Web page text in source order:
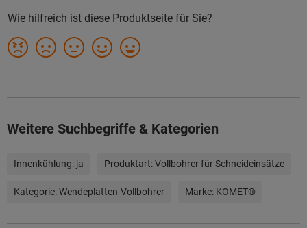
Weitere Suchbegriffe & Kategorien
Innenkühlung: ja Produktart:Vollbohrer für Schneideinsätze
Kategorie:Wendeplatten-Vollbohrer Marke: KOMET®